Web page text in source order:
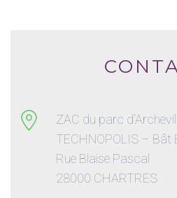
ZAC du parc
TECHNOPOLIS – Bât
Rue Blaise Pascal
28000 CHARTRES